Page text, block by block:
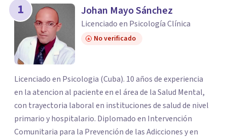
ENCONTRAR MI TERAPEUTA
¿Necesitas ayuda para encontrar el
psicólogo adecuado?
Responde a unas breves preguntas y te ofreceremos
necesidades.
Responder cuestionario
1 Johan Mayo Sánchez
Licenciado en Psicología Clínica
No verificado
Licenciado en Psicologia (Cuba). 10 años de experiencia
en la atencion al paciente en el área de la Salud Mental,
con trayectoria laboral en instituciones de salud de nivel
primario y hospitalario. Diplomado en Intervención
Comunitaria para la Prevención de las Adicciones y en